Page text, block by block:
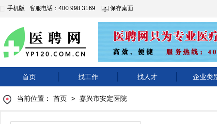
手机版 客服电话：400 998 3169 保存桌面
首页 找工作 找人才 企业类
当前位置： 首页 > 嘉兴市安定医院